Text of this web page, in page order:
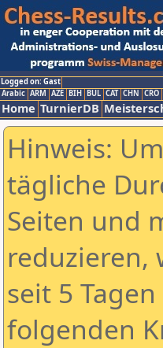
Logged on: Gast
Arabic ARM AZE BIH BUL CAT CHN CRO
Home TurnierDB
Hinweis:
tägliche
Seiten und
reduzieren,
seit 5
folgenden